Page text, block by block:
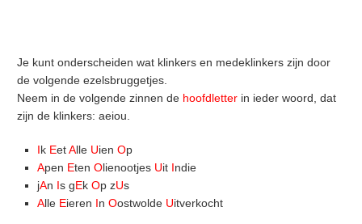
Je kunt onderscheiden wat klinkers en medeklinkers zijn door
de volgende ezelsbruggetjes.
Neem in de volgende zinnen de hoofdletter in ieder woord, dat
zijn de klinkers: aeiou.
Ik EetAlle Uien Op
Apen Eten Olienootjes Uit Indie
jAn Is gEk Op zUs
Alle Eieren In Oostwolde Uitverkocht